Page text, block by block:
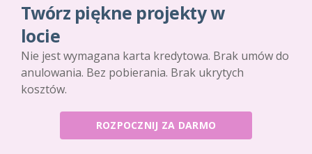
Twórz piękne projekty w
locie
Nie jest wymagana karta kredytowa. Brak umów do
anulowania. Bez pobierania. Brak ukrytych
kosztów.
ROZPOCZNIJ ZA DARMO